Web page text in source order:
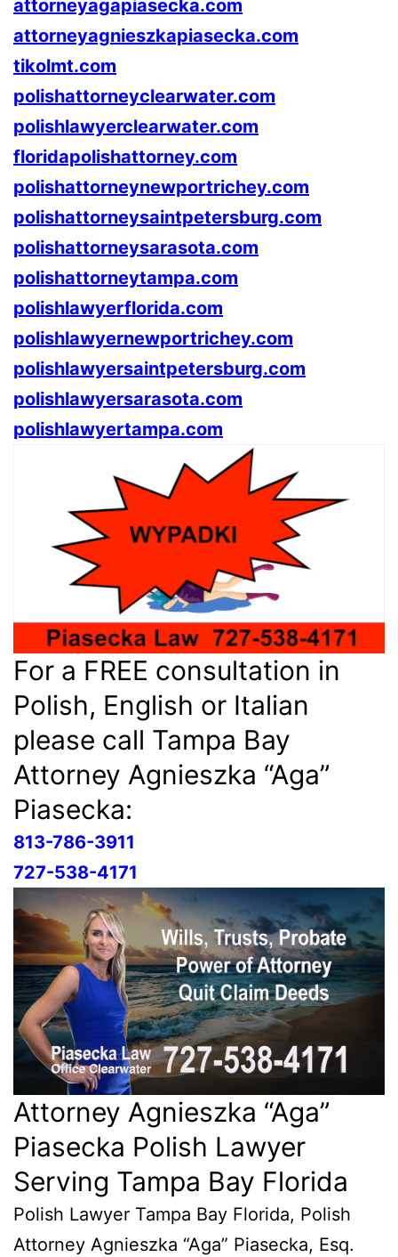
attorneyagapiasecka.com
attorneyagnieszkapiasecka.com
tikolmt.com
polishattorneyclearwater.com
polishlawyerclearwater.com
floridapolishattorney.com
polishattorneynewportrichey.com
polishattorneysaintpetersburg.com
polishattorneysarasota.com
polishattorneytampa.com
polishlawyerflorida.com
polishlawyernewportrichey.com
polishlawyersaintpetersburg.com
polishlawyersarasota.com
polishlawyertampa.com
For a FREE consultation in
Polish, English or Italian
please call Tampa Bay
Attorney Agnieszka “Aga”
Piasecka:
813-786-3911
727-538-4171
Attorney Agnieszka “Aga”
Piasecka Polish Lawyer
Serving Tampa Bay Florida
Polish Lawyer Tampa Bay Florida, Polish
Attorney Agnieszka “Aga” Piasecka, Esq.